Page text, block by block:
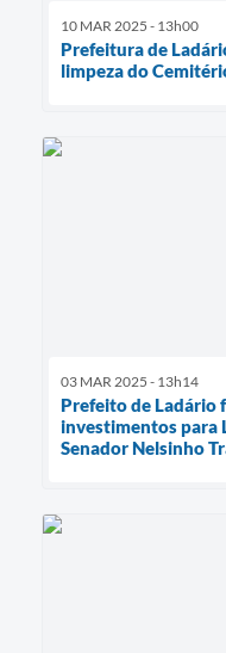
10 MAR 2025 - 13h00
Prefeitura de
limpeza do
03 MAR 2025 - 13h14
Prefeito de Ladário
investimentos para
Senador Nelsinho